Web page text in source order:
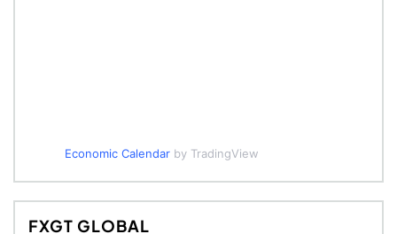
Economic Calendarby TradingView
FXGT GLOBAL